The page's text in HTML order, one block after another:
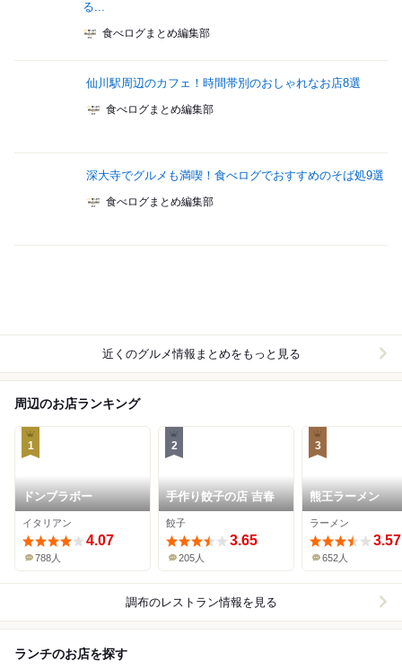
る...
食べログまとめ編集部
仙川駅周辺のカフェ！時間帯別のおしゃれなお店8選
食べログまとめ編集部
深大寺でグルメも満喫！食べログでおすすめのそば処9選
食べログまとめ編集部
近くのグルメ情報まとめをもっと見る
周辺のお店ランキング
1
ドンブラボー
イタリアン
4.07
788人
2
手作り餃子の店 吉春
餃子
3.65
205人
3
熊王ラーメン
ラーメン
3.57
652人
調布のレストラン情報を見る
ランチのお店を探す